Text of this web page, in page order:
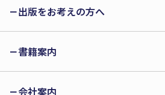
出版をお考えの方へ
書籍案内
会社案内